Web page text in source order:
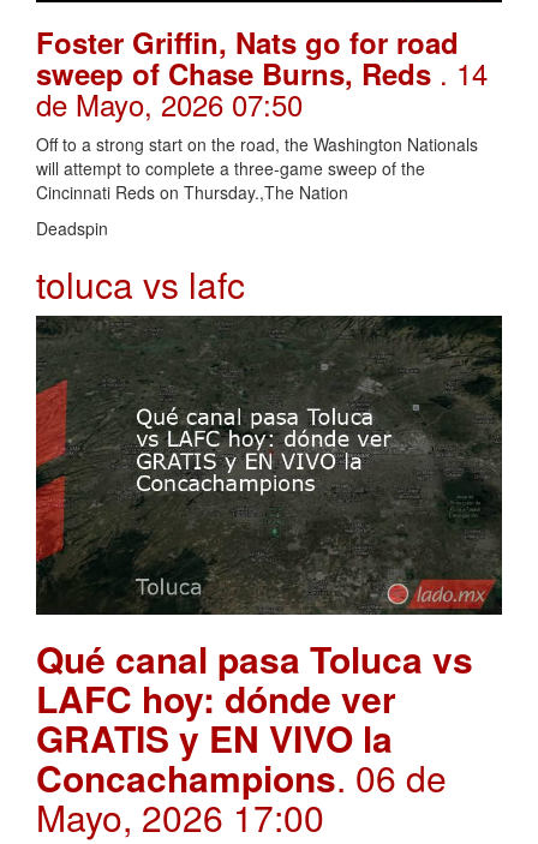
Foster Griffin, Nats go for road
sweep of Chase Burns, Reds . 14
de Mayo, 2026 07:50
Off to a strong start on the road, the Washington Nationals
will attempt to complete a three-game sweep of the
Cincinnati Reds on Thursday.,The Nation
Deadspin
toluca vs lafc
Qué canal pasa Toluca vs
LAFC hoy: dónde ver
GRATIS y EN VIVO la
Concachampions. 06 de
Mayo, 2026 17:00